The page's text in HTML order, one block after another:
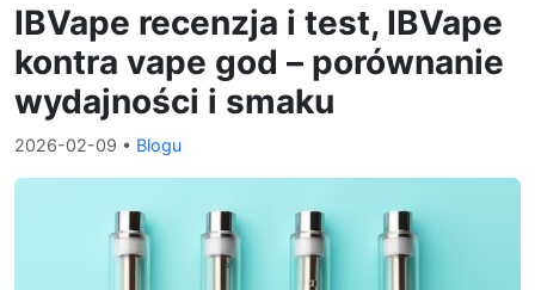
IBVape recenzja i test, IBVape
kontra vape god – porównanie
wydajności i smaku
2026-02-09 • Blogu